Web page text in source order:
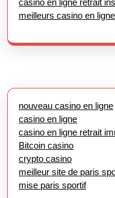
meilleurs casino en ligne
nouveau casino en ligne
casino en ligne
casino en ligne retrait
Bitcoin casino
crypto casino
meilleur site de paris
mise paris sportif